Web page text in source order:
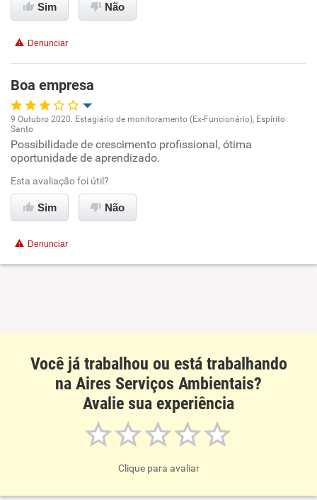
Benefícios
Recomenda esta empresa
Sim Não
Denunciar
Boa empresa
Oportunidade de promoção
Conciliação com a vida familiar
Benefícios
9 Outubro 2020. Estagiário de monitoramento (Ex-Funcionário), Espírito
Santo
Possibilidade de crescimento profissional, ótima
oportunidade de aprendizado.
Esta avaliação foi útil?
Sim Não
Denunciar
Você já trabalhou ou está trabalhando
na Aires Serviços Ambientais?
Avalie sua experiência
Clique para avaliar